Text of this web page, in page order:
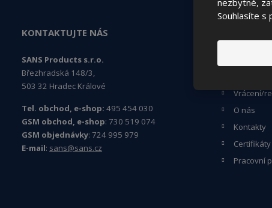
nezbytné,
Souhlasíte s
KONTAKTUJTE NÁS
SANS Products s.r.o.
Březhradská 148/3,
503 32 Hradec Králové
Tel. obchod, e-shop: 495 454 030
GSM obchod, e-shop: 730 519 074
GSM objednávky: 724 995 979
E-mail: sans@sans.cz
Jak
Vrácení/
O nás
Kontakty
Certifikáty
Pracovní